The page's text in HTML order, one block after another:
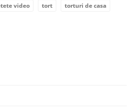
video tort
torturi de casa